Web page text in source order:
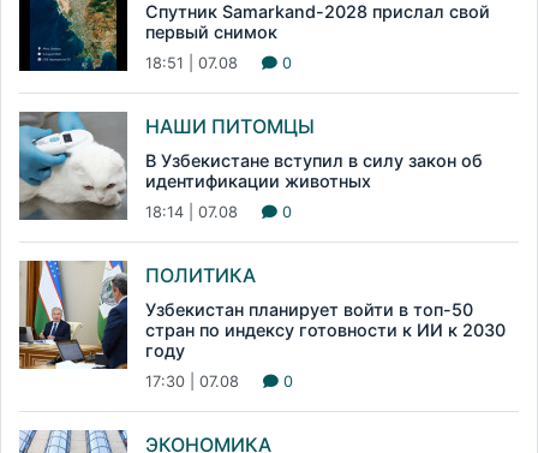
Спутник Samarkand-2028 прислал свой
первый снимок
18:51 | 07.08 0
НАШИ ПИТОМЦЫ
В Узбекистане вступил в силу закон об
идентификации животных
18:14 | 07.08 0
ПОЛИТИКА
Узбекистан планирует войти в топ-50
стран по индексу готовности к ИИ к 2030
году
17:30 | 07.08 0
ЭКОНОМИКА